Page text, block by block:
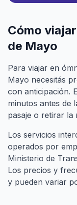
Cómo
de Mayo
Para viajar en
Mayo necesitás
con anticipación.
minutos antes de
pasaje o retirar la
Los servicios
operados por
Ministerio de
Los precios y
y pueden variar